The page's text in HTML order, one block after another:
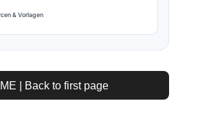
& Vorlagen
| Back to first page